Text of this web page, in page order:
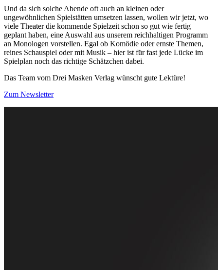
Und da sich solche Abende oft auch an kleinen oder
ungewöhnlichen Spielstätten umsetzen lassen, wollen wir jetzt, wo
viele Theater die kommende Spielzeit schon so gut wie fertig
geplant haben, eine Auswahl aus unserem reichhaltigen Programm
an Monologen vorstellen. Egal ob Komödie oder ernste Themen,
reines Schauspiel oder mit Musik – hier ist für fast jede Lücke im
Spielplan noch das richtige Schätzchen dabei.
Das Team vom Drei Masken Verlag wünscht gute Lektüre!
Zum Newsletter